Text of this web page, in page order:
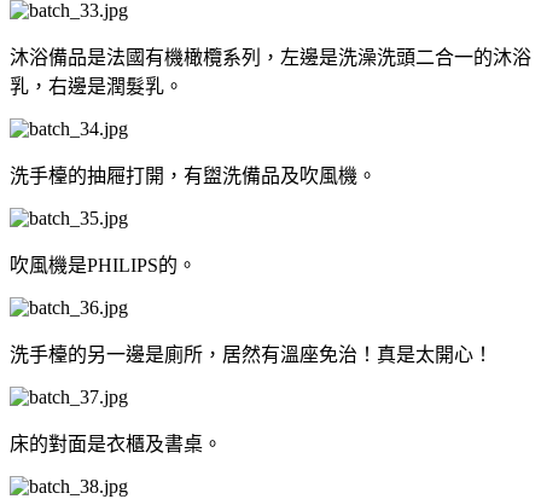
沐浴備品是法國有機橄欖系列，左邊是洗澡洗頭二合一的沐浴
乳，右邊是潤髮乳。
洗手檯的抽屜打開，有盥洗備品及吹風機。
吹風機是PHILIPS的。
洗手檯的另一邊是廁所，居然有溫座免治！真是太開心！
床的對面是衣櫃及書桌。